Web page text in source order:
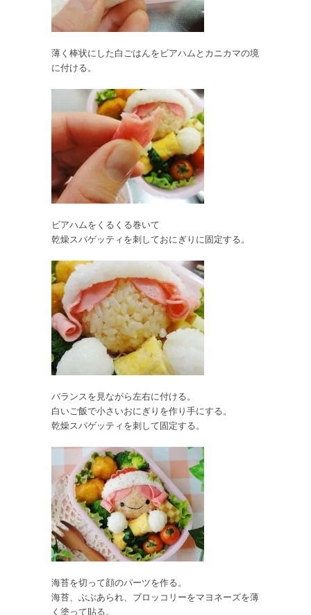
薄く棒状にした白ごはんをビアハムとカニカマの境
に付ける。
ビアハムをくるくる巻いて
乾燥スパゲッティを刺しておにぎりに固定する。
バランスを見ながら左右に付ける。
白いご飯で小さいおにぎりを作り手にする。
乾燥スパゲッティを刺して固定する。
海苔を切って顔のパーツを作る。
海苔、ぶぶあられ、ブロッコリーをマヨネーズを薄
く塗って貼る。